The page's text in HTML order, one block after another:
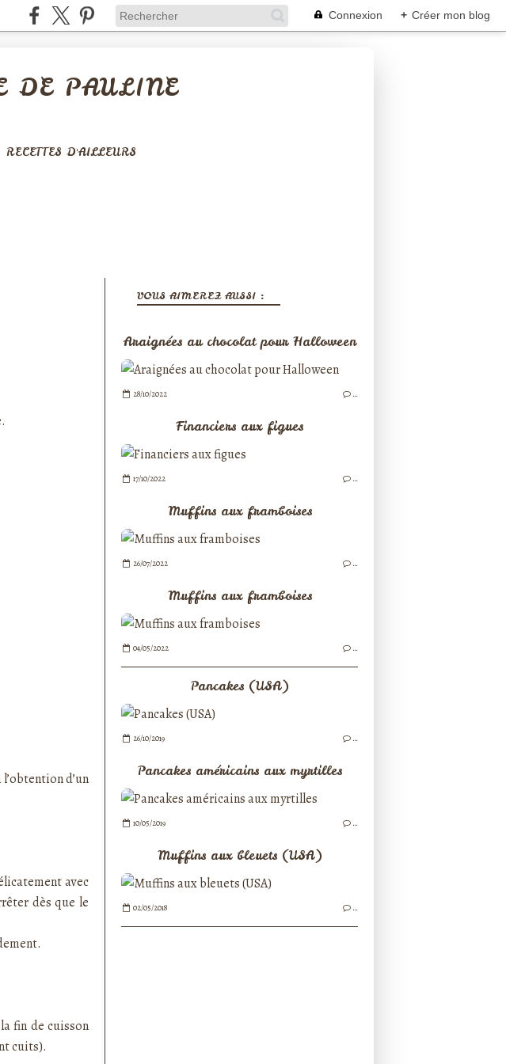
Connexion + Créer mon blog
DE PAULINE
RECETTES D'AILLEURS
.
d’un
avec
dès que le
fin de cuisson
cuits).
VOUS AIMEREZ AUSSI :
Araignées au chocolat pour Halloween
28/10/2022 …
Financiers aux figues
17/10/2022 …
Muffins aux framboises
26/07/2022 …
Muffins aux framboises
04/05/2022 …
Pancakes (USA)
26/10/2019 …
Pancakes américains aux myrtilles
10/05/2019 …
Muffins aux bleuets (USA)
02/05/2018 …